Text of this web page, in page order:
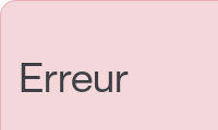
Skip to main content
Erreur